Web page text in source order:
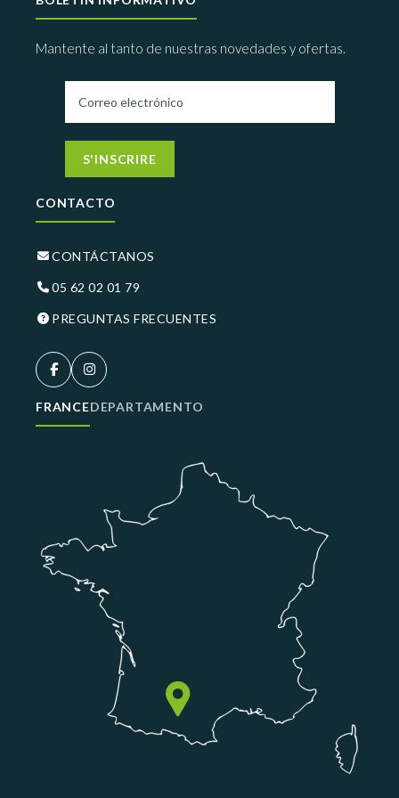
Mantente al tanto de nuestras novedades y ofertas.
S'INSCRIRE
CONTACTO
CONTÁCTANOS
05 62 02 01 79
PREGUNTAS FRECUENTES
FRANCEDEPARTAMENTO